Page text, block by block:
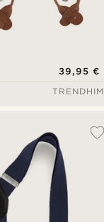
39,95 €
TRENDHIM